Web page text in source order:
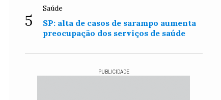
5
Saúde
SP: alta de casos de sarampo aumenta
preocupação dos serviços de saúde
PUBLICIDADE